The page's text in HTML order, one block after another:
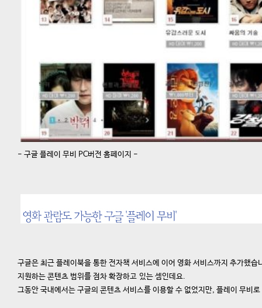
- 구글 플레이 무비 PC버전 홈페이지 -
구글은 최근 플레이북을 통한 전자책 서비스에 이어 영화 서비스까지 추가했습
지원하는 콘텐츠 범위를 점차 확장하고 있는 셈인데요.
그동안 국내에서는 구글의 콘텐츠 서비스를 이용할 수 없었지만, 플레이 무비